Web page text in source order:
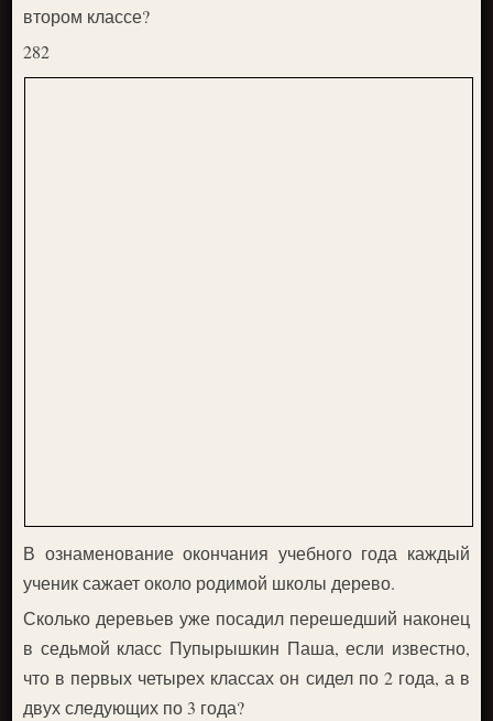
втором классе?
282
В ознаменование окончания учебного года каждый
ученик сажает около родимой школы дерево.
Сколько деревьев уже посадил перешедший наконец
в седьмой класс Пупырышкин Паша, если известно,
что в первых четырех классах он сидел по 2 года, а в
двух следующих по 3 года?